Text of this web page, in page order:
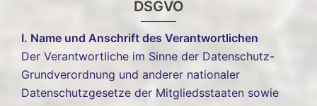
DSGVO
I. Name und Anschrift des Verantwortlichen
Der Verantwortliche im Sinne der Datenschutz-
Grundverordnung und anderer nationaler
Datenschutzgesetze der Mitgliedsstaaten sowie